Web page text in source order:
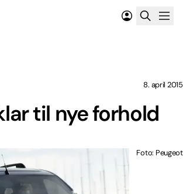
til nye forhold
8. april 2015
Foto: Peugeot